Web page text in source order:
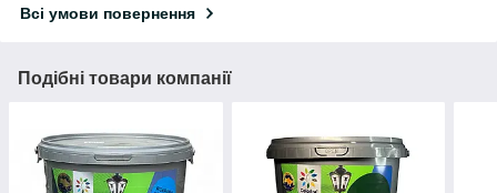
Всі умови повернення
Подібні товари компанії